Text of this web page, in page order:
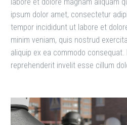
labore et dolore magnam aliquam
ipsum dolor amet, consectetur
tempor incididunt ut labore et
minim veniam, quis nostrud
aliquip ex ea commodo
reprehenderit invelit esse cillum